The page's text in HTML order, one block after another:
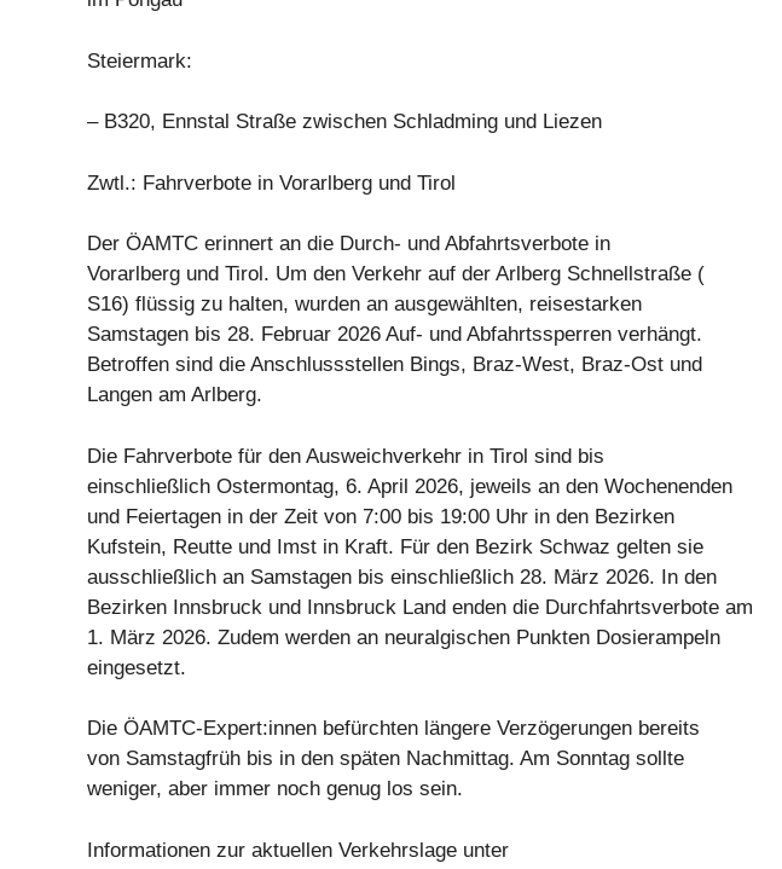
Steiermark:
– B320, Ennstal Straße zwischen Schladming und Liezen
Zwtl.: Fahrverbote in Vorarlberg und Tirol
Der ÖAMTC erinnert an die Durch- und Abfahrtsverbote in
Vorarlberg und Tirol. Um den Verkehr auf der Arlberg Schnellstraße (
S16) flüssig zu halten, wurden an ausgewählten, reisestarken
Samstagen bis 28. Februar 2026 Auf- und Abfahrtssperren verhängt.
Betroffen sind die Anschlussstellen Bings, Braz-West, Braz-Ost und
Langen am Arlberg.
Die Fahrverbote für den Ausweichverkehr in Tirol sind bis
einschließlich Ostermontag, 6. April 2026, jeweils an den Wochenenden
und Feiertagen in der Zeit von 7:00 bis 19:00 Uhr in den Bezirken
Kufstein, Reutte und Imst in Kraft. Für den Bezirk Schwaz gelten sie
ausschließlich an Samstagen bis einschließlich 28. März 2026. In den
Bezirken Innsbruck und Innsbruck Land enden die Durchfahrtsverbote am
1. März 2026. Zudem werden an neuralgischen Punkten Dosierampeln
eingesetzt.
Die ÖAMTC-Expert:innen befürchten längere Verzögerungen bereits
von Samstagfrüh bis in den späten Nachmittag. Am Sonntag sollte
weniger, aber immer noch genug los sein.
Informationen zur aktuellen Verkehrslage unter